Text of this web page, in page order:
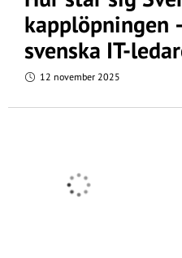
kapplöpningen
svenska IT-
12 november 2025